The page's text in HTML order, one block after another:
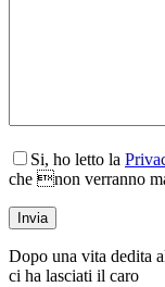
Si, ho letto la
che non verranno
Dopo una vita dedita
ci ha lasciati il caro